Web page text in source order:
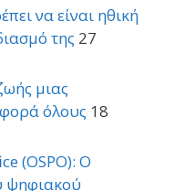
να είναι ηθική
της 27
μιας
όλους 18
(OSPO): Ο
ψηφιακού